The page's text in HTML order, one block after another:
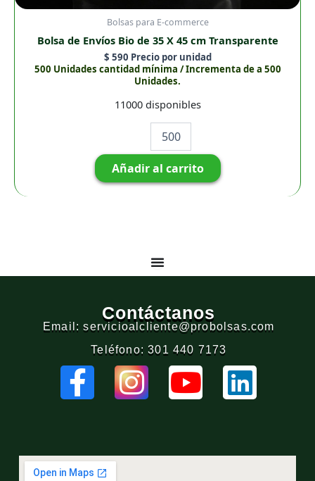
Bolsas para E-commerce
Bolsa de Envíos Bio de 35 X 45 cm Transparente
$ 590 Precio por unidad
500 Unidades cantidad mínima / Incrementa de a 500
Unidades.
11000 disponibles
Añadir al carrito
Contáctanos
Email: servicioalcliente@probolsas.com
Teléfono: 301 440 7173
F
a
e
I
n
t
Y
o
t
L
i
k